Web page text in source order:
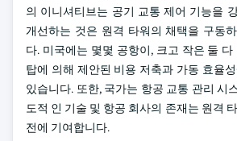
의 이니셔티브는 공기 교통 제어 기능을
개선하는 것은 원격 타워의 채택을 구동
다. 미국에는 몇몇 공항이, 크고 작은 둘
탑에 의해 제안된 비용 저축과 가동 효율
있습니다. 또한, 국가는 항공 교통 관리 시
도적 인 기술 및 항공 회사의 존재는 원격
전에 기여합니다.